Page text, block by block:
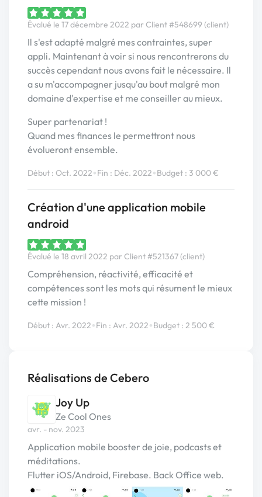
Évalué le 17 décembre 2022 par Client #548699 (client)
Il s'est adapté malgré mes contraintes, super
appli. Maintenant à voir si nous rencontrerons du
succès cependant nous avons fait le nécessaire. Il
a su m'accompagner jusqu'au bout malgré mon
domaine d'expertise et me conseiller au mieux.
Super partenariat !
Quand mes finances le permettront nous
évolueront ensemble.
Début : Oct. 2022•Fin : Déc. 2022•Budget : 3 000 €
Création d'une application mobile
android
Évalué le 18 avril 2022 par Client #521367 (client)
Compréhension, réactivité, efficacité et
compétences sont les mots qui résument le mieux
cette mission !
Début : Avr. 2022•Fin : Avr. 2022•Budget : 2 500 €
Réalisations de Cebero
Joy Up
Ze Cool Ones
avr. - nov. 2023
Application mobile booster de joie, podcasts et
méditations.
Flutter iOS/Android, Firebase. Back Office web.